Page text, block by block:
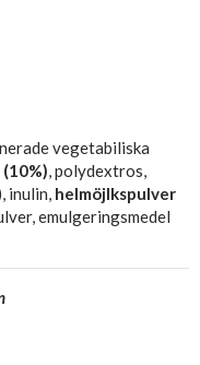
vegetabiliska
, polydextros,
inulin, helmöjlkspulver
emulgeringsmedel